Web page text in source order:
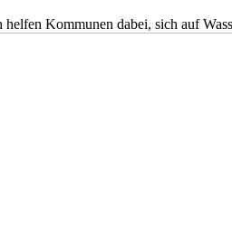
helfen Kommunen dabei, sich auf